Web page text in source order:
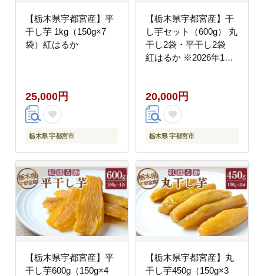
【栃木県宇都宮産】平
干し芋 1kg（150g×7
袋）紅はるか
25,000円
栃木県 宇都宮市
【栃木県宇都宮産】干
し芋セット（600g） 丸
干し2袋・平干し2袋
紅はるか ※2026年1月
20,000円
栃木県 宇都宮市
【栃木県宇都宮産】平
干し芋600g（150g×4
【栃木県宇都宮産】丸
干し芋450g（150g×3